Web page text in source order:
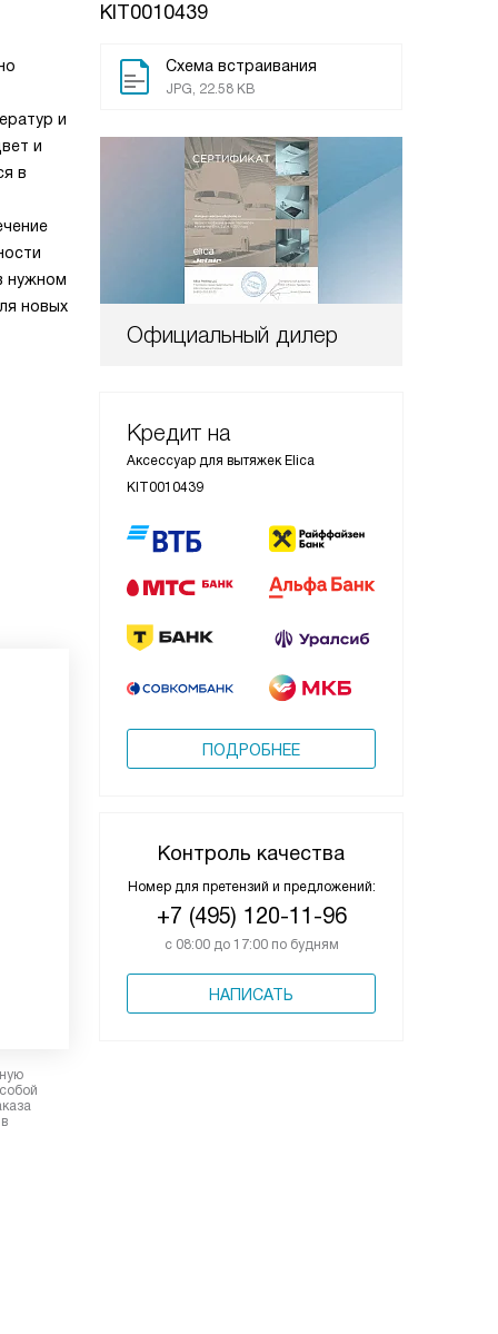
KIT0010439
Схема встраивания
JPG, 22.58 KB
Официальный дилер
Кредит на
Аксессуар для вытяжек Elica
KIT0010439
ПОДРОБНЕЕ
Контроль качества
Номер для претензий и предложений:
+7 (495) 120-11-96
с 08:00 до 17:00 по будням
НАПИСАТЬ
и
и
в
нужном
новых